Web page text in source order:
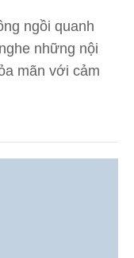
ngồi quanh
những nội
mãn với cảm